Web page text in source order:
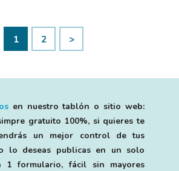
1
2 >
en nuestro tablón o sitio web:
gratuito 100%, si quieres te
un mejor control de tus
lo deseas publicas en un solo
1 formulario, fácil sin mayores